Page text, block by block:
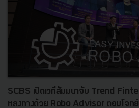
SCBS เปิดเวทีสัมมนาจับ Trend
หลงทางด้วย Robo Advisor ตอบโจท